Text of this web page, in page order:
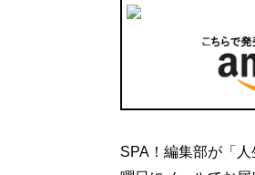
SPA！編集部が「